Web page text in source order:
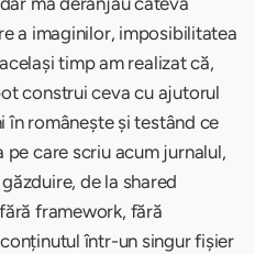
a imaginilor, imposibilitatea
timp am realizat că,
construi ceva cu ajutorul
românește și testând ce
care scriu acum jurnalul,
de la shared
framework, fără
într-un singur fișier